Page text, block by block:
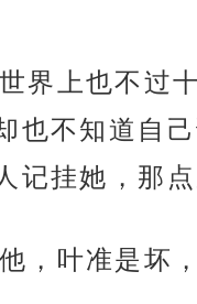
界上也不过
也不知道自
记挂她，那
，叶准是坏